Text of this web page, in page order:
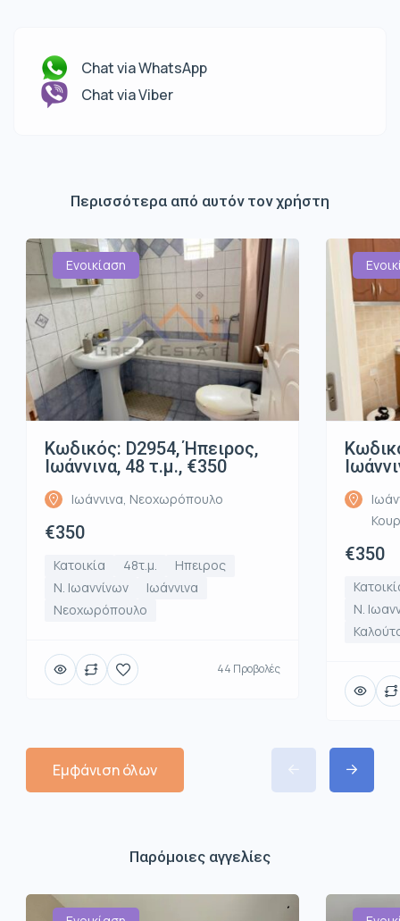
Chat via WhatsApp
Chat via Viber
Περισσότερα από αυτόν τον χρήστη
Ενοικίαση
Κωδικός: D2954, Ήπειρος,
Ιωάννινα, 48 τ.μ., €350
Ιωάννινα, Νεοχωρόπουλο
€350
Κατοικία 48τ.μ.
Ηπειρος
Ν. Ιωαννίνων
Ιωάννινα
Νεοχωρόπουλο
44 Προβολές
€350
Ν.
Εμφάνιση όλων
Παρόμοιες αγγελίες